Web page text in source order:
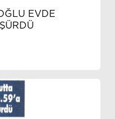
EVDE